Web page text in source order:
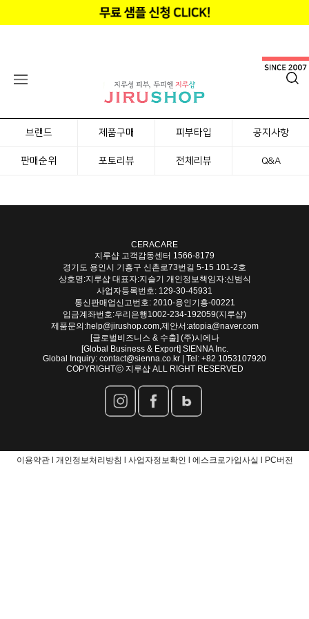
브랜드 제품구매 피부타입 공지사항
판매순위 포토리뷰 전체리뷰 Q&A
CERACARE
지루샵 고객감동센터 1566-8179
경기도 용인시 기흥구 신촌로73번길 5-15 101-2호
상호명:지루샵 대표자:지슬기 개인정보책임자:신범식
사업자등록번호: 129-30-45931
통신판매업신고번호: 2010-용인기흥-00221
입금계좌번호:우리은행1002-234-192059(지루샵)
제품문의:help@jirushop.com,제안서:atopia@naver.com
[글로벌비즈니스 & 수출] (주)시에나
[Global Business & Export] SIENNA Inc.
Global Inquiry: contact@sienna.co.kr | Tel: +82 1053107920
COPYRIGHTⓒ 지루샵 ALL RIGHT RESERVED
이용약관 l 개인정보처리방침 l 사업자정보확인 l 에스크로가입사실 l PC버전